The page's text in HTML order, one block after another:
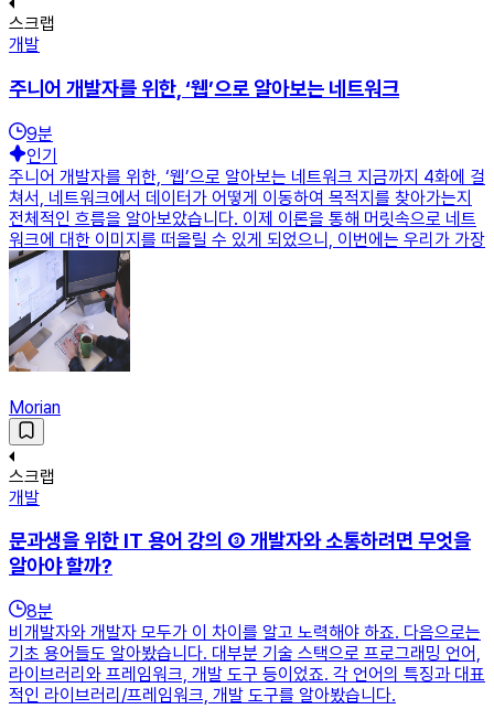
스크랩
개발
주니어 개발자를 위한, ‘웹’으로 알아보는 네트워크
9분
인기
주니어 개발자를 위한, ‘웹’으로 알아보는 네트워크 지금까지 4화에 걸
쳐서, 네트워크에서 데이터가 어떻게 이동하여 목적지를 찾아가는지
전체적인 흐름을 알아보았습니다. 이제 이론을 통해 머릿속으로 네트
워크에 대한 이미지를 떠올릴 수 있게 되었으니, 이번에는 우리가 가장
Morian
스크랩
개발
문과생을 위한 IT 용어 강의 ③ 개발자와 소통하려면 무엇을
알아야 할까?
8분
비개발자와 개발자 모두가 이 차이를 알고 노력해야 하죠. 다음으로는
기초 용어들도 알아봤습니다. 대부분 기술 스택으로 프로그래밍 언어,
라이브러리와 프레임워크, 개발 도구 등이었죠. 각 언어의 특징과 대표
적인 라이브러리/프레임워크, 개발 도구를 알아봤습니다.